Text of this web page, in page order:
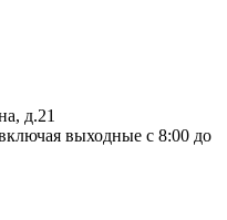
д.21
выходные с 8:00 до